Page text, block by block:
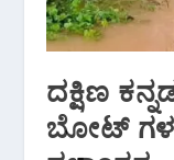
ದಕ್ಷಿಣ
ಬೋಟ್